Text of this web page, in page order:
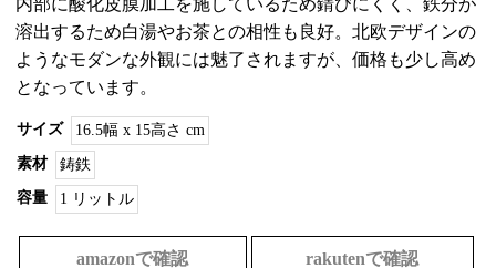
溶出するため白湯やお茶との相性も良好。北欧デザインの
ようなモダンな外観には魅了されますが、価格も少し高め
となっています。
サイズ
16.5幅 x 15高さ cm
素材
鋳鉄
容量
1 リットル
amazonで確認 rakutenで確認